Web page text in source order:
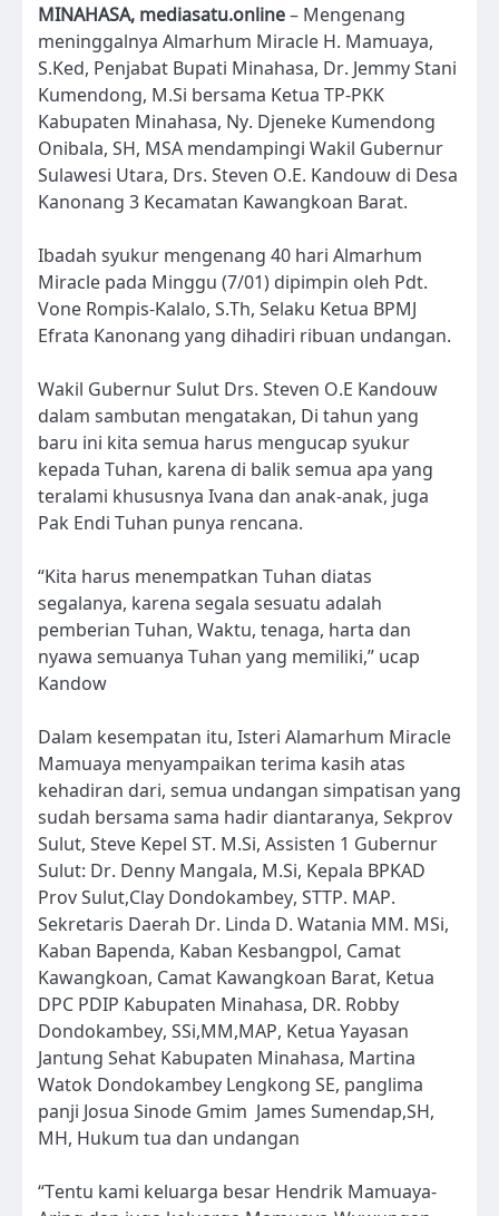
MINAHASA, mediasatu.online– Mengenang
meninggalnya Almarhum Miracle H. Mamuaya,
S.Ked, Penjabat Bupati Minahasa, Dr. Jemmy Stani
Kumendong, M.Si bersama Ketua TP-PKK
Kabupaten Minahasa, Ny. Djeneke Kumendong
Onibala, SH, MSA mendampingi Wakil Gubernur
Sulawesi Utara, Drs. Steven O.E. Kandouw di Desa
Kanonang 3 Kecamatan Kawangkoan Barat.
Ibadah syukur mengenang 40 hari Almarhum
Miracle pada Minggu (7/01) dipimpin oleh Pdt.
Vone Rompis-Kalalo, S.Th, Selaku Ketua BPMJ
Efrata Kanonang yang dihadiri ribuan undangan.
Wakil Gubernur Sulut Drs. Steven O.E Kandouw
dalam sambutan mengatakan, Di tahun yang
baru ini kita semua harus mengucap syukur
kepada Tuhan, karena di balik semua apa yang
teralami khususnya Ivana dan anak-anak, juga
Pak Endi Tuhan punya rencana.
“Kita harus menempatkan Tuhan diatas
segalanya, karena segala sesuatu adalah
pemberian Tuhan, Waktu, tenaga, harta dan
nyawa semuanya Tuhan yang memiliki,” ucap
Kandow
Dalam kesempatan itu, Isteri Alamarhum Miracle
Mamuaya menyampaikan terima kasih atas
kehadiran dari, semua undangan simpatisan yang
sudah bersama sama hadir diantaranya, Sekprov
Sulut, Steve Kepel ST. M.Si, Assisten 1 Gubernur
Sulut: Dr. Denny Mangala, M.Si, Kepala BPKAD
Prov Sulut,Clay Dondokambey, STTP. MAP.
Sekretaris Daerah Dr. Linda D. Watania MM. MSi,
Kaban Bapenda, Kaban Kesbangpol, Camat
Kawangkoan, Camat Kawangkoan Barat, Ketua
DPC PDIP Kabupaten Minahasa, DR. Robby
Dondokambey, SSi,MM,MAP, Ketua Yayasan
Jantung Sehat Kabupaten Minahasa, Martina
Watok Dondokambey Lengkong SE, panglima
panji Josua Sinode Gmim James Sumendap,SH,
MH, Hukum tua dan undangan
“Tentu kami keluarga besar Hendrik Mamuaya-